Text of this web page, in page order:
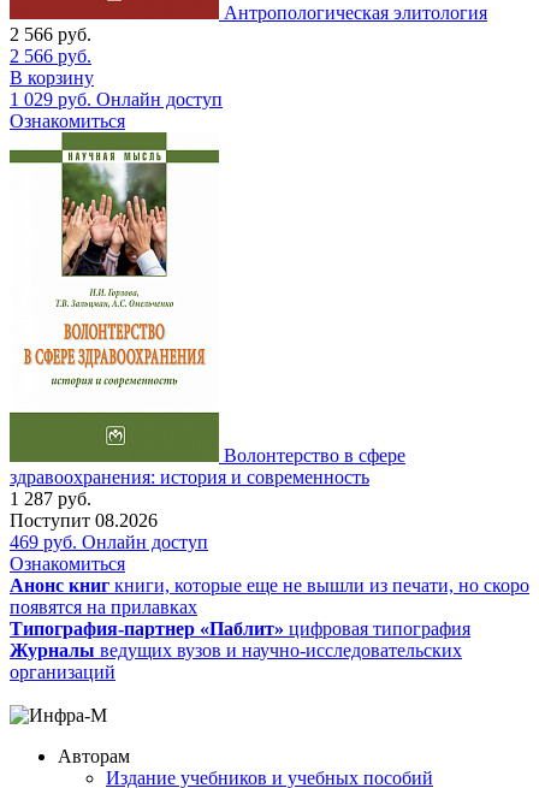
Антропологическая элитология
2 566 руб.
2 566 руб.
В корзину
1 029 руб. Онлайн доступ
Ознакомиться
Волонтерство в сфере
здравоохранения: история и современность
1 287 руб.
Поступит 08.2026
469 руб. Онлайн доступ
Ознакомиться
Анонс книг книги, которые еще не вышли из печати, но скоро
появятся на прилавках
Типография-партнер «Паблит» цифровая типография
Журналы ведущих вузов и научно-исследовательских
организаций
Авторам
Издание учебников и учебных пособий